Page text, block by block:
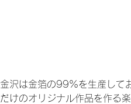
金沢は金箔の99%を生産して
だけのオリジナル作品を作る